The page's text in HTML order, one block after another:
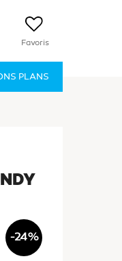
Favoris
PLANS
-24%